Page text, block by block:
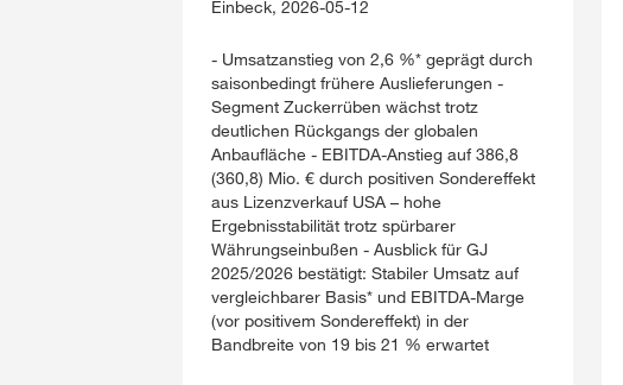
Einbeck, 2026-05-12
- Umsatzanstieg von 2,6 %* geprägt durch
saisonbedingt frühere Auslieferungen -
Segment Zuckerrüben wächst trotz
deutlichen Rückgangs der globalen
Anbaufläche - EBITDA-Anstieg auf 386,8
(360,8) Mio. € durch positiven Sondereffekt
aus Lizenzverkauf USA – hohe
Ergebnisstabilität trotz spürbarer
Währungseinbußen - Ausblick für GJ
2025/2026 bestätigt: Stabiler Umsatz auf
vergleichbarer Basis* und EBITDA-Marge
(vor positivem Sondereffekt) in der
Bandbreite von 19 bis 21 % erwartet